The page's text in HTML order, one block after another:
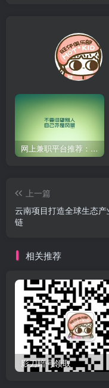
网上兼职平台推荐：国外网赚任务！
上一篇
云南项目打造全球生态产
链
相关推荐
影刀暗号领取